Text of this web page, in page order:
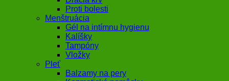
Proti bolesti
Menštruácia
Gél na intímnu hygienu
Kalíšky
Tampóny
Vložky
Pleť
Balzamy na pery